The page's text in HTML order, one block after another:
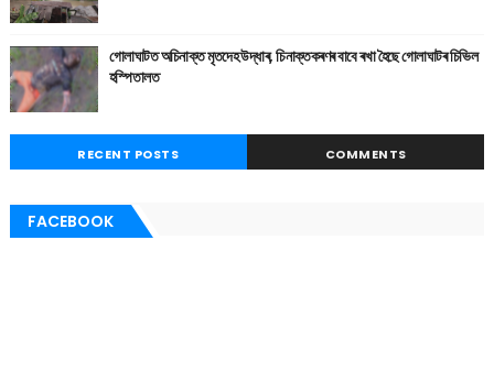
গোলাঘাটত অচিনাক্ত মৃতদেহ উদ্ধাৰ, চিনাক্তকৰণৰ বাবে ৰখা হৈছে গোলাঘাটৰ চিভিল
হস্পিতালত
RECENT POSTS COMMENTS
FACEBOOK